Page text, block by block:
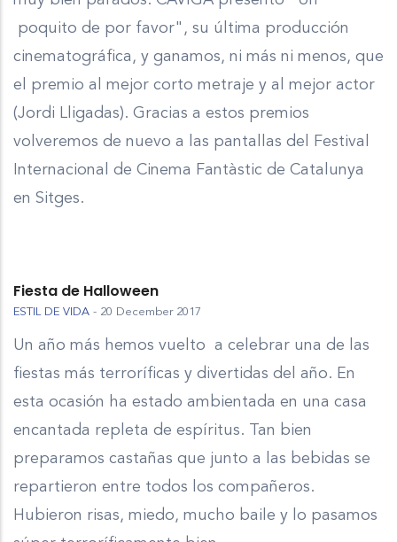
poquito de por favor", su última producción
cinematográfica, y ganamos, ni más ni menos, que
el premio al mejor corto metraje y al mejor actor
(Jordi Lligadas). Gracias a estos premios
volveremos de nuevo a las pantallas del Festival
Internacional de Cinema Fantàstic de Catalunya
en Sitges.
Fiesta de Halloween
ESTIL DE VIDA - 20 December 2017
Un año más hemos vuelto a celebrar una de las
fiestas más terroríficas y divertidas del año. En
esta ocasión ha estado ambientada en una casa
encantada repleta de espíritus. Tan bien
preparamos castañas que junto a las bebidas se
repartieron entre todos los compañeros.
Hubieron risas, miedo, mucho baile y lo pasamos